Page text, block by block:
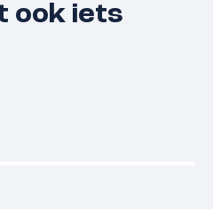
ook iets